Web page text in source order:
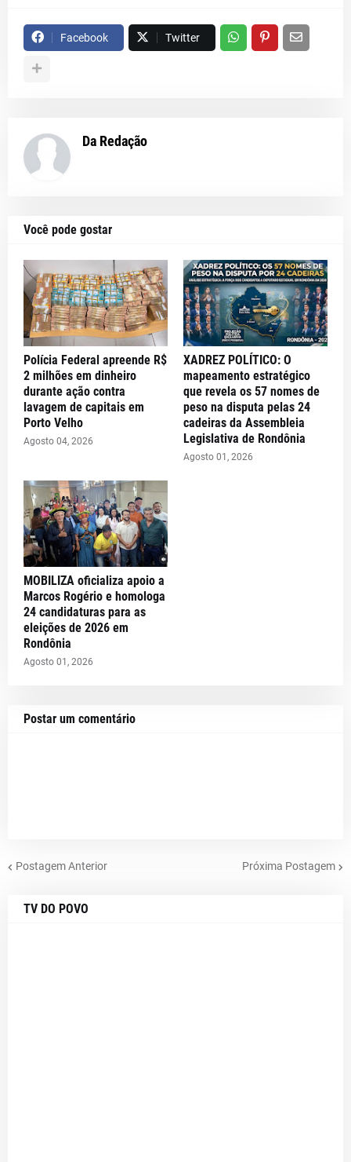
Facebook Twitter
Da Redação
Você pode gostar
Polícia Federal apreende R$
2 milhões em dinheiro
durante ação contra
lavagem de capitais em
Porto Velho
Agosto 04, 2026
XADREZ POLÍTICO: O
mapeamento estratégico
que revela os 57 nomes de
peso na disputa pelas 24
cadeiras da Assembleia
Legislativa de Rondônia
Agosto 01, 2026
MOBILIZA oficializa apoio a
Marcos Rogério e homologa
24 candidaturas para as
eleições de 2026 em
Rondônia
Agosto 01, 2026
Postar um comentário
Postagem Anterior Próxima Postagem
TV DO POVO